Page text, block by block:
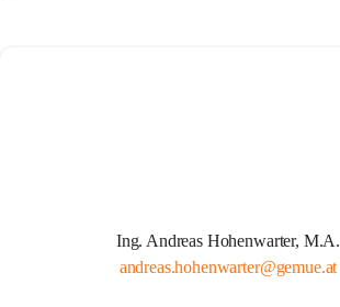
Ing. Andreas Hohenwarter, M.A.
andreas.hohenwarter@gemue.at